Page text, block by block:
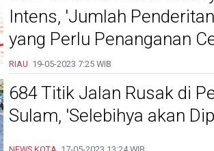
Intens, 'Jumlah
yang Perlu Penanganan
RIAU 19-05-2023 7:25 WIB
684 Titik Jalan Rusak di
Sulam, 'Selebihya akan